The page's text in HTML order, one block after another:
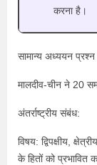
करना है।
सामान्य अध्ययन
मालदीव-चीन ने 20
अंतर्राष्ट्रीय संबंध:
विषय: द्विपक्षीय,
के हितों को प्रभावित